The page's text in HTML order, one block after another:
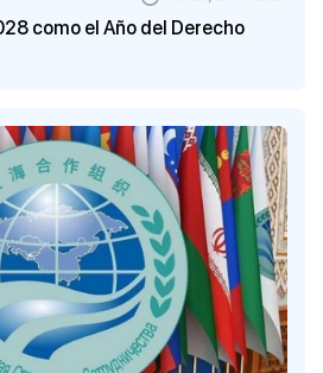
como el Año del Derecho